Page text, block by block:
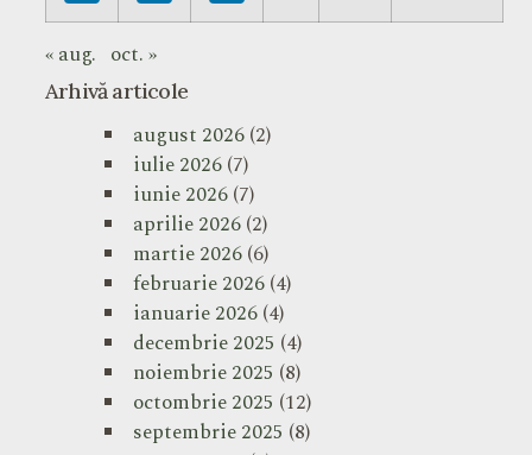
« aug. oct. »
Arhivă articole
august 2026(2)
iulie 2026(7)
iunie 2026(7)
aprilie 2026(2)
martie 2026(6)
februarie 2026(4)
ianuarie 2026(4)
decembrie 2025 (4)
noiembrie 2025 (8)
octombrie 2025 (12)
septembrie 2025 (8)